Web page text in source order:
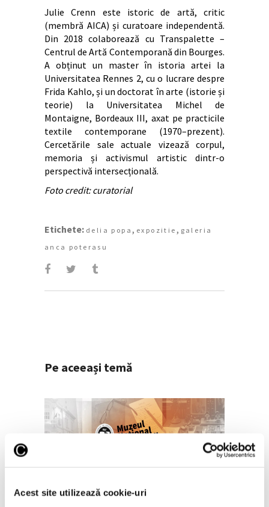
Acest site utilizează cookie-uri
Julie Crenn este istoric de artă, critic
(membră AICA) și curatoare independentă.
Din 2018 colaborează cu Transpalette –
Centrul de Artă Contemporană din Bourges.
A obținut un master în istoria artei la
Universitatea Rennes 2, cu o lucrare despre
Frida Kahlo, și un doctorat în arte (istorie și
teorie) la Universitatea Michel de
Montaigne, Bordeaux III, axat pe practicile
textile contemporane (1970–prezent).
Cercetările sale actuale vizează corpul,
memoria și activismul artistic dintr-o
perspectivă intersecțională.
Foto credit: curatorial
Etichete: delia popa , expozitie , galeria
anca poterasu
Pe aceeași temă
„Disclosures”, expoziție